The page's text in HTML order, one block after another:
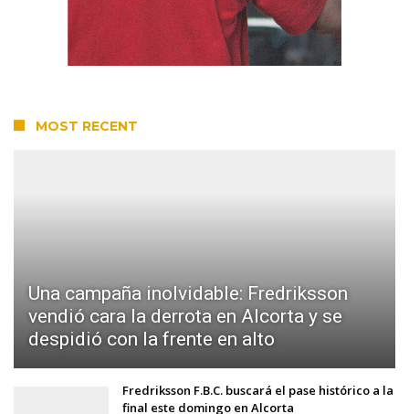
MOST RECENT
Una campaña inolvidable: Fredriksson
vendió cara la derrota en Alcorta y se
despidió con la frente en alto
Fredriksson F.B.C. buscará el pase histórico a la
final este domingo en Alcorta